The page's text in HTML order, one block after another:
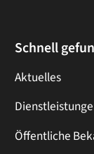
Schnell
Aktuelles
Öffentliche